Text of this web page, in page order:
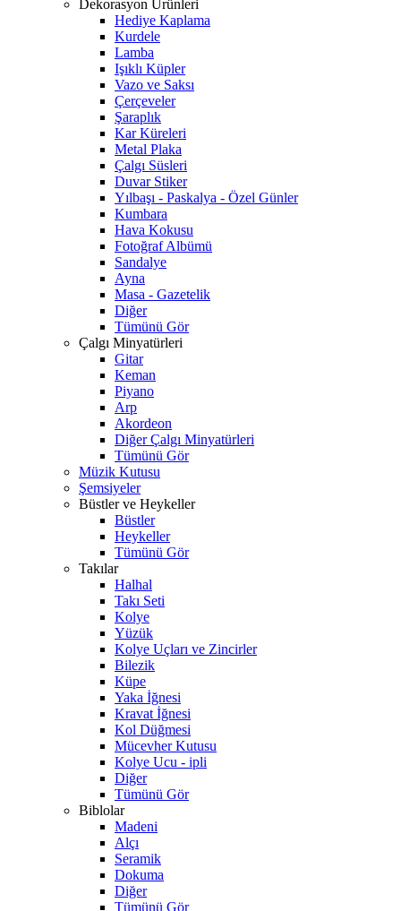
Dekorasyon Ürünleri
Hediye Kaplama
Kurdele
Lamba
Işıklı Küpler
Vazo ve Saksı
Çerçeveler
Şaraplık
Kar Küreleri
Metal Plaka
Çalgı Süsleri
Duvar Stiker
Yılbaşı - Paskalya - Özel Günler
Kumbara
Hava Kokusu
Fotoğraf Albümü
Sandalye
Ayna
Masa - Gazetelik
Diğer
Tümünü Gör
Çalgı Minyatürleri
Gitar
Keman
Piyano
Arp
Akordeon
Diğer Çalgı Minyatürleri
Tümünü Gör
Müzik Kutusu
Şemsiyeler
Büstler ve Heykeller
Büstler
Heykeller
Tümünü Gör
Takılar
Halhal
Takı Seti
Kolye
Yüzük
Kolye Uçları ve Zincirler
Bilezik
Küpe
Yaka İğnesi
Kravat İğnesi
Kol Düğmesi
Mücevher Kutusu
Kolye Ucu - ipli
Diğer
Tümünü Gör
Biblolar
Madeni
Alçı
Seramik
Dokuma
Diğer
Tümünü Gör